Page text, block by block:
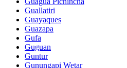
Guallatiri
Guayaques
Guazapa
Gufa
Guguan
Guntur
Gunungapi Wetar